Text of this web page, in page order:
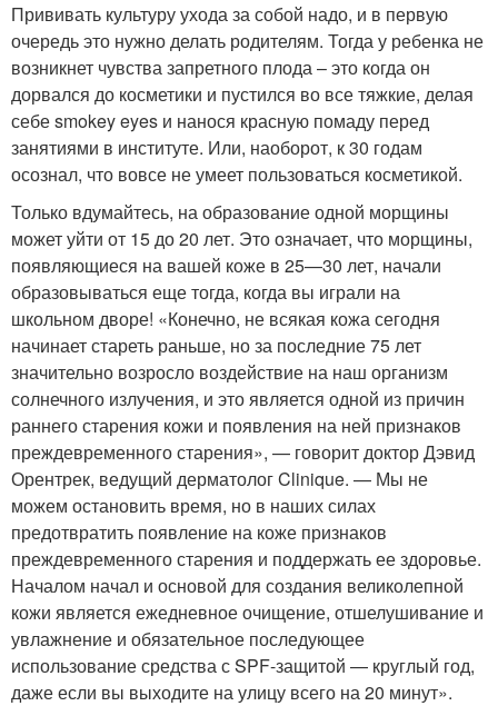
Прививать культуру ухода за собой надо, и в первую
очередь это нужно делать родителям. Тогда у ребенка не
возникнет чувства запретного плода – это когда он
дорвался до косметики и пустился во все тяжкие, делая
себе smokey eyes и нанося красную помаду перед
занятиями в институте. Или, наоборот, к 30 годам
осознал, что вовсе не умеет пользоваться косметикой.
Только вдумайтесь, на образование одной морщины
может уйти от 15 до 20 лет. Это означает, что морщины,
появляющиеся на вашей коже в 25—30 лет, начали
образовываться еще тогда, когда вы играли на
школьном дворе! «Конечно, не всякая кожа сегодня
начинает стареть раньше, но за последние 75 лет
значительно возросло воздействие на наш организм
солнечного излучения, и это является одной из причин
раннего старения кожи и появления на ней признаков
преждевременного старения», — говорит доктор Дэвид
Орентрек, ведущий дерматолог Clinique. — Мы не
можем остановить время, но в наших силах
предотвратить появление на коже признаков
преждевременного старения и поддержать ее здоровье.
Началом начал и основой для создания великолепной
кожи является ежедневное очищение, отшелушивание и
увлажнение и обязательное последующее
использование средства с SPF-защитой — круглый год,
даже если вы выходите на улицу всего на 20 минут».